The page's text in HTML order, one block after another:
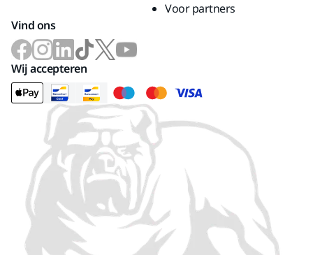
Voor partners
Vind ons
Wij accepteren